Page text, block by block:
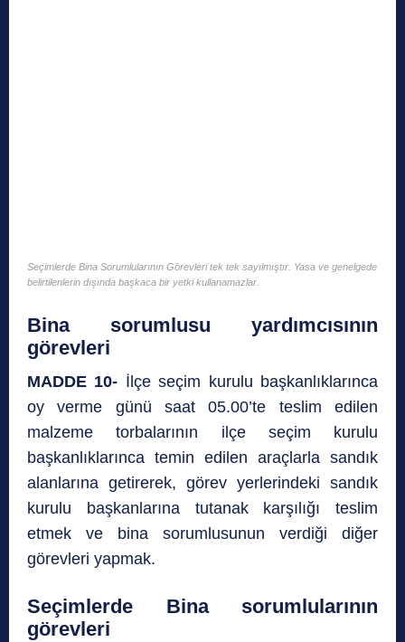
Seçimlerde Bina Sorumlularının Görevleri tek tek sayılmıştır. Yasa ve genelgede
belirtilenlerin dışında başkaca bir yetki kullanamazlar.
Bina sorumlusu yardımcısının
görevleri
MADDE 10- İlçe seçim kurulu başkanlıklarınca
oy verme günü saat 05.00’te teslim edilen
malzeme torbalarının ilçe seçim kurulu
başkanlıklarınca temin edilen araçlarla sandık
alanlarına getirerek, görev yerlerindeki sandık
kurulu başkanlarına tutanak karşılığı teslim
etmek ve bina sorumlusunun verdiği diğer
görevleri yapmak.
Seçimlerde Bina sorumlularının
görevleri